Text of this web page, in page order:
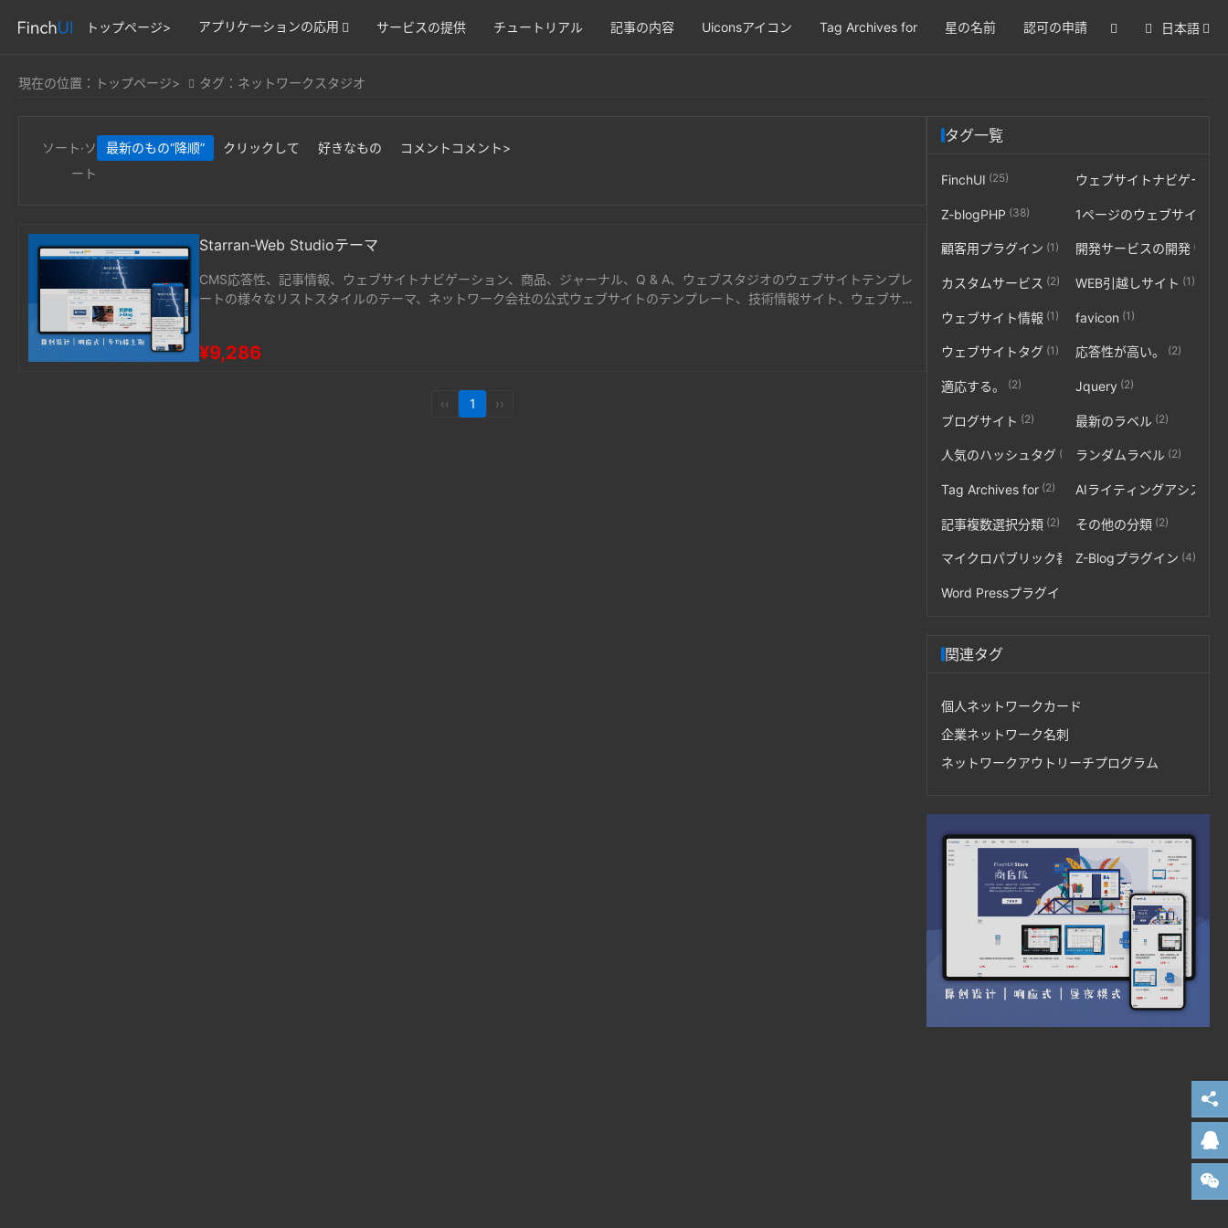
トップページ> アプリケーションの応用 サービスの提供 チュートリアル 記事の内容 Uiconsアイコン Tag Archives for 星の名前 認可の申請 日本語
現在の位置： トップページ> タグ：ネットワークスタジオ
ソート·ソ
ート
最新のもの“降顺” クリックして 好きなもの コメントコメント>
Starran-Web Studioテーマ
CMS応答性、記事情報、ウェブサイトナビゲーション、商品、ジャーナル、Q & A、ウェブスタジオのウェブサイトテンプレ
ートの様々なリストスタイルのテーマ、ネットワーク会社の公式ウェブサイトのテンプレート、技術情報サイト、ウェブサイ
¥9,286
‹‹ 1 ››
タグ一覧
FinchUI (25) ウェブサイトナビゲーシ
Z-blogPHP (38) 1ページのウェブサイト
顧客用プラグイン (1) 開発サービスの開発(2)
カスタムサービス (2) WEB引越しサイト (1)
ウェブサイト情報 (1) favicon (1)
ウェブサイトタグ (1) 応答性が高い。 (2)
適応する。 (2) Jquery (2)
ブログサイト (2) 最新のラベル (2)
人気のハッシュタグ (2) ランダムラベル (2)
Tag Archives for (2) AIライティングアシスタ
記事複数選択分類 (2) その他の分類(2)
マイクロパブリック番号(3)
Z-Blogプラグイン (4)
Word Pressプラグイン
関連タグ
個人ネットワークカード
企業ネットワーク名刺
ネットワークアウトリーチプログラム